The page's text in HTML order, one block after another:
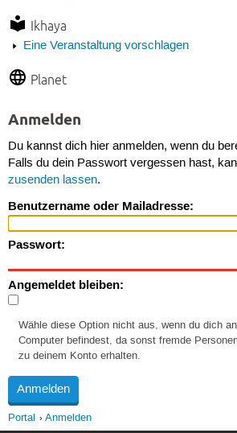
Ikhaya
Eine Veranstaltung vorschlagen
Planet
Anmelden
Du kannst dich hier anmelden, wenn du
Falls du dein Passwort vergessen hast,
zusenden lassen.
Benutzername oder Mailadresse:
Passwort:
Angemeldet bleiben:
Wähle diese Option nicht aus, wenn du dich
Computer befindest, da sonst fremde
zu deinem Konto erhalten.
Portal Anmelden